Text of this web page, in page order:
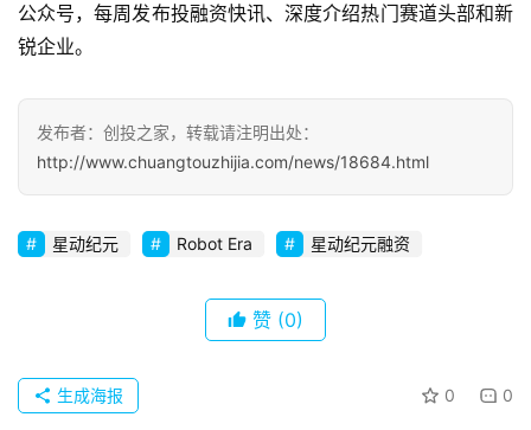
初
创
发
重
组
注册
投稿
公众号，每周发布投融资快讯、深度介绍热门赛道头部和新
锐企业。
发布者：创投之家，转载请注明出处：
http://www.chuangtouzhijia.com/news/18684.html
星动纪元 Robot Era 星动纪元融资
赞 (0)
0 0
生成海报